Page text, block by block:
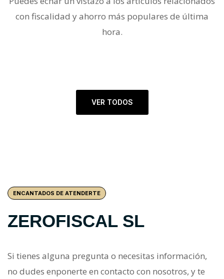
con fiscalidad y ahorro más populares de última
hora.
VER TODOS
ENCANTADOS DE ATENDERTE
ZEROFISCAL SL
Si tienes alguna pregunta o necesitas información,
no dudes enponerte en contacto con nosotros, y te